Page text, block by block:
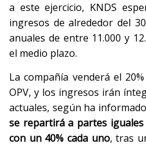
a este ejercicio, KNDS
ingresos de alrededor del
anuales de entre 11.000 y
el medio plazo.
La compañía venderá el
OPV, y los ingresos irán
actuales, según ha
se repartirá a partes iguales
con un 40% cada uno, tras